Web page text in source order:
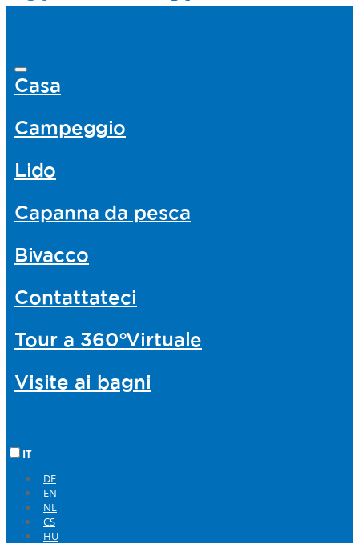
Casa
Campeggio
Lido
Capanna da pesca
Bivacco
Contattateci
Tour a 360°Virtuale
Visite ai bagni
IT
DE
EN
NL
CS
HU